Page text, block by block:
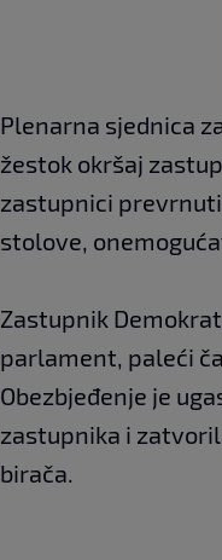
Plenarna sjednica
žestok okršaj
zastupnici
stolove,
Zastupnik
parlament, paleći
Obezbjeđenje je
zastupnika i
birača.